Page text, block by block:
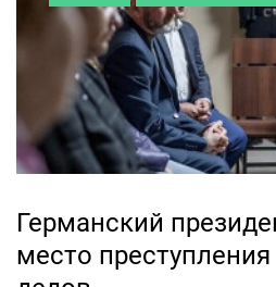
Германский
место